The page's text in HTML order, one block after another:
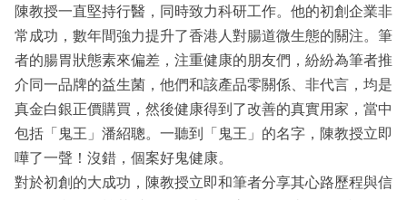
陳教授一直堅持行醫，同時致力科研工作。他的初創企業非
常成功，數年間強力提升了香港人對腸道微生態的關注。筆
者的腸胃狀態素來偏差，注重健康的朋友們，紛紛為筆者推
介同一品牌的益生菌，他們和該產品零關係、非代言，均是
真金白銀正價購買，然後健康得到了改善的真實用家，當中
包括「鬼王」潘紹聰。一聽到「鬼王」的名字，陳教授立即
嘩了一聲！沒錯，個案好鬼健康。
對於初創的大成功，陳教授立即和筆者分享其心路歷程與信